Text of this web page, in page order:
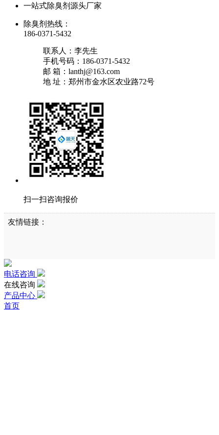
一站式除臭剂源头厂家
除臭剂热线：
186-0371-5432
联系人：李先生
手机号码：186-0371-5432
邮 箱：lanthj@163.com
地 址：郑州市金水区农业路72号
扫一扫咨询报价
友情链接：
电话咨询
在线咨询
产品中心
首页